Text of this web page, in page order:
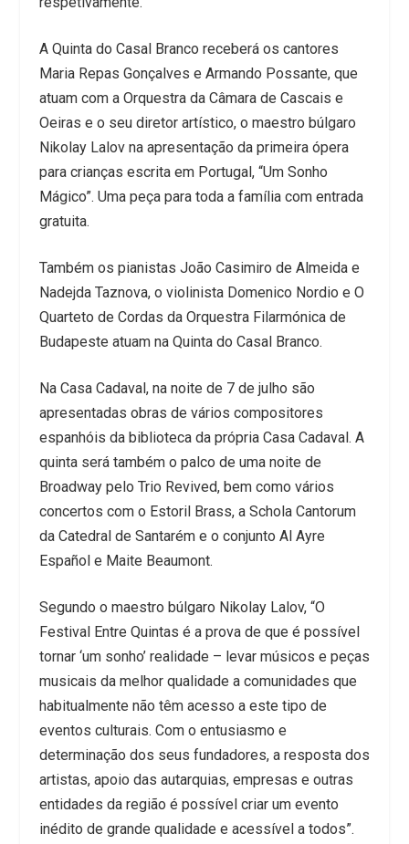
A Quinta do Casal Branco receberá os cantores
Maria Repas Gonçalves e Armando Possante, que
atuam com a Orquestra da Câmara de Cascais e
Oeiras e o seu diretor artístico, o maestro búlgaro
Nikolay Lalov na apresentação da primeira ópera
para crianças escrita em Portugal, “Um Sonho
Mágico”. Uma peça para toda a família com entrada
gratuita.
Também os pianistas João Casimiro de Almeida e
Nadejda Taznova, o violinista Domenico Nordio e O
Quarteto de Cordas da Orquestra Filarmónica de
Budapeste atuam na Quinta do Casal Branco.
Na Casa Cadaval, na noite de 7 de julho são
apresentadas obras de vários compositores
espanhóis da biblioteca da própria Casa Cadaval. A
quinta será também o palco de uma noite de
Broadway pelo Trio Revived, bem como vários
concertos com o Estoril Brass, a Schola Cantorum
da Catedral de Santarém e o conjunto Al Ayre
Español e Maite Beaumont.
Segundo o maestro búlgaro Nikolay Lalov, “O
Festival Entre Quintas é a prova de que é possível
tornar ‘um sonho’ realidade – levar músicos e peças
musicais da melhor qualidade a comunidades que
habitualmente não têm acesso a este tipo de
eventos culturais. Com o entusiasmo e
determinação dos seus fundadores, a resposta dos
artistas, apoio das autarquias, empresas e outras
entidades da região é possível criar um evento
inédito de grande qualidade e acessível a todos”.